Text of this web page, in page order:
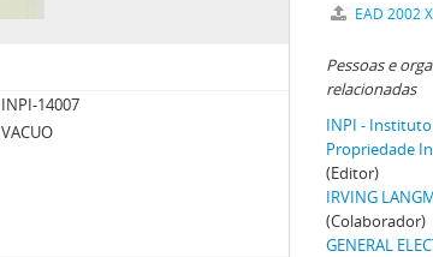
14007
EAD 2002
Pessoas e
relacionadas
INPI -
Propriedade
(Editor)
IRVING
(Colaborador)
GENERAL